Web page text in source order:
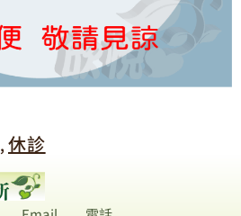
,休診